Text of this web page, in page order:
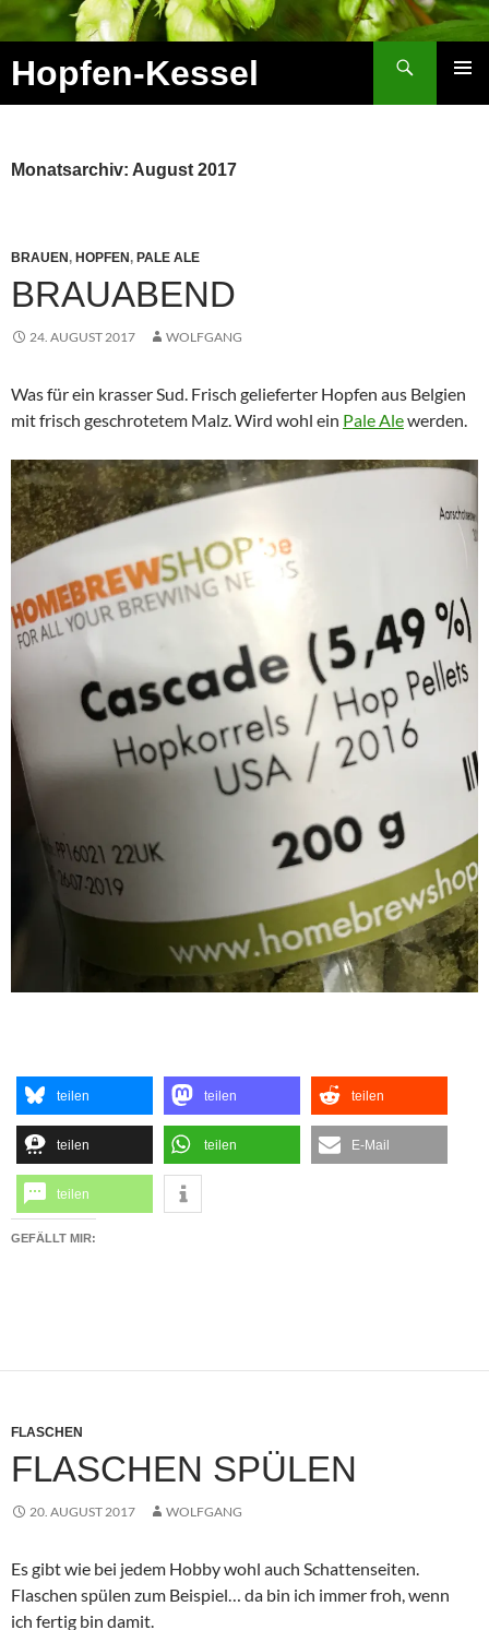
Zum
Inhalt
springen
Hopfen-Kessel
Monatsarchiv: August 2017
BRAUEN , HOPFEN , PALE ALE
BRAUABEND
24. AUGUST 2017 WOLFGANG
Was für ein krasser Sud. Frisch gelieferter Hopfen aus Belgien
mit frisch geschrotetem Malz. Wird wohl ein Pale Alewerden.
teilen teilen teilen
teilen teilen E-Mail
teilen
GEFÄLLT MIR:
FLASCHEN
FLASCHEN SPÜLEN
20. AUGUST 2017 WOLFGANG
Es gibt wie bei jedem Hobby wohl auch Schattenseiten.
Flaschen spülen zum Beispiel… da bin ich immer froh, wenn
ich fertig bin damit.